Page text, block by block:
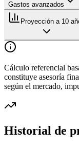
Gastos avanzados
Proyección a 10
Cálculo referencial
constituye asesoría
según el mercado,
Historial de